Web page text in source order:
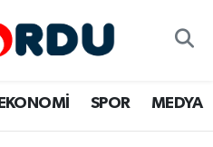
EKONOMİ SPOR MEDYA